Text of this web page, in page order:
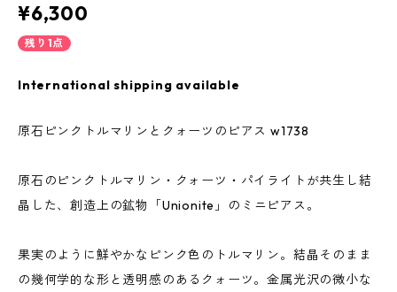
¥6,300
残り1点
International shipping available
原石ピンクトルマリンとクォーツのピアス w1738
原石のピンクトルマリン・クォーツ・パイライトが共生し結
晶した、創造上の鉱物「Unionite」のミニピアス。
果実のように鮮やかなピンク色のトルマリン。結晶そのまま
の幾何学的な形と透明感のあるクォーツ。金属光沢の微小な